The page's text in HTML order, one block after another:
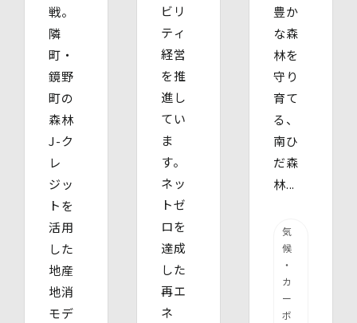
戦。
隣
町・
鏡野
町の
森林
J-ク
レ
ジッ
トを
活用
した
地産
地消
モデ
ビリ
ティ
経営
を推
進し
てい
ま
す。
ネッ
トゼ
ロを
達成
した
再エ
ネ
豊か
な森
林を
守り
育て
る、
南ひ
だ森
林...
気
候
・
カ
ー
ボ